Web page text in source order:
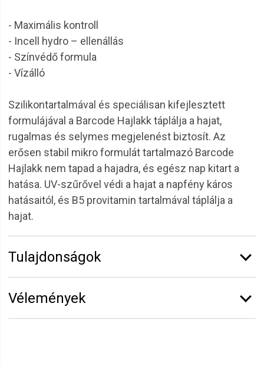
- Maximális kontroll
- Incell hydro – ellenállás
- Színvédő formula
- Vízálló
Szilikontartalmával és speciálisan kifejlesztett
formulájával a Barcode Hajlakk táplálja a hajat,
rugalmas és selymes megjelenést biztosít. Az
erősen stabil mikro formulát tartalmazó Barcode
Hajlakk nem tapad a hajadra, és egész nap kitart a
hatása. UV-szűrővel védi a hajat a napfény káros
hatásaitól, és B5 provitamin tartalmával táplálja a
hajat.
Tulajdonságok
Vélemények